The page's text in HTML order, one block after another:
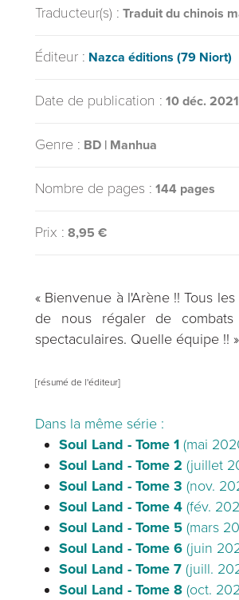
Traducteur(s) : Traduit du chinois
Éditeur : Nazca éditions (79 Niort)
Date de publication : 10 déc. 2021
Genre : BD | Manhua
Nombre de pages : 144 pages
Prix : 8,95 €
« Bienvenue à l'Arène !! Tous
de nous régaler de
spectaculaires. Quelle équipe !! »
[résumé de l'éditeur]
Dans la même série :
Soul Land - Tome 1 (mai
Soul Land - Tome 2 (juillet
Soul Land - Tome 3 (nov.
Soul Land - Tome 4 (fév.
Soul Land - Tome 5 (mars
Soul Land - Tome 6 (juin
Soul Land - Tome 7 (juill.
Soul Land - Tome 8 (oct.